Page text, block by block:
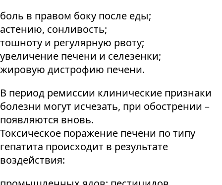
боль в правом боку после еды;
астению, сонливость;
тошноту и регулярную рвоту;
увеличение печени и селезенки;
жировую дистрофию печени.
В период ремиссии клинические признаки
болезни могут исчезать, при обострении –
появляются вновь.
Токсическое поражение печени по типу
гепатита происходит в результате
воздействия: